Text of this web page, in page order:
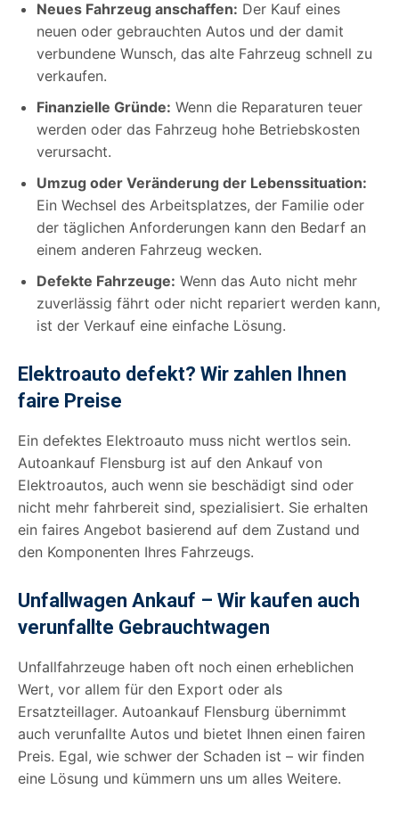
Neues Fahrzeug anschaffen: Der Kauf eines
neuen oder gebrauchten Autos und der damit
verbundene Wunsch, das alte Fahrzeug schnell zu
verkaufen.
Finanzielle Gründe: Wenn die Reparaturen teuer
werden oder das Fahrzeug hohe Betriebskosten
verursacht.
Umzug oder Veränderung der Lebenssituation:
Ein Wechsel des Arbeitsplatzes, der Familie oder
der täglichen Anforderungen kann den Bedarf an
einem anderen Fahrzeug wecken.
Defekte Fahrzeuge: Wenn das Auto nicht mehr
zuverlässig fährt oder nicht repariert werden kann,
ist der Verkauf eine einfache Lösung.
Elektroauto defekt? Wir zahlen Ihnen
faire Preise
Ein defektes Elektroauto muss nicht wertlos sein.
Autoankauf Flensburg ist auf den Ankauf von
Elektroautos, auch wenn sie beschädigt sind oder
nicht mehr fahrbereit sind, spezialisiert. Sie erhalten
ein faires Angebot basierend auf dem Zustand und
den Komponenten Ihres Fahrzeugs.
Unfallwagen Ankauf – Wir kaufen auch
verunfallte Gebrauchtwagen
Unfallfahrzeuge haben oft noch einen erheblichen
Wert, vor allem für den Export oder als
Ersatzteillager. Autoankauf Flensburg übernimmt
auch verunfallte Autos und bietet Ihnen einen fairen
Preis. Egal, wie schwer der Schaden ist – wir finden
eine Lösung und kümmern uns um alles Weitere.